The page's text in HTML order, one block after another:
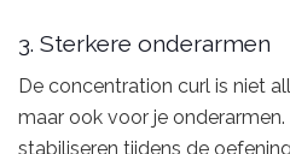
3. Sterkere onderarmen
De concentration curl is niet
maar ook voor je
stabiliseren tijdens de